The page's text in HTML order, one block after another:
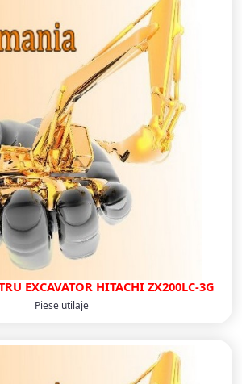
EXCAVATOR HITACHI ZX200LC-3G
Piese utilaje